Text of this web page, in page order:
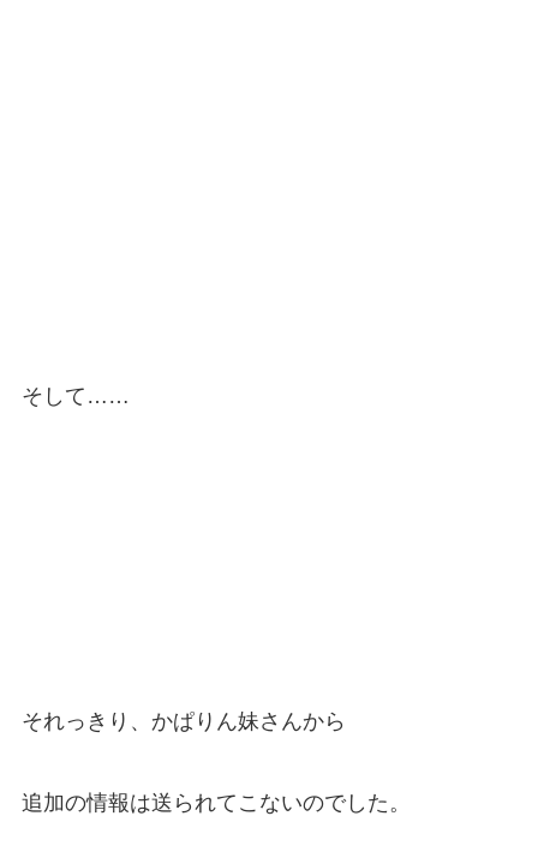
そして……
それっきり、かぱりん妹さんから
追加の情報は送られてこないのでした。